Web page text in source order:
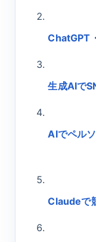
ChatGPT
生成AIで
AIでペル
Claudeで